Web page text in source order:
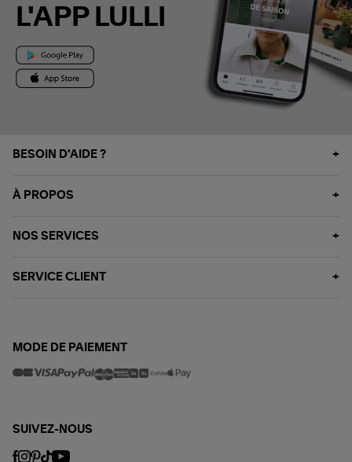
L'APP LULLI
BESOIN D'AIDE ?
À PROPOS
NOS SERVICES
SERVICE CLIENT
MODE DE PAIEMENT
SUIVEZ-NOUS